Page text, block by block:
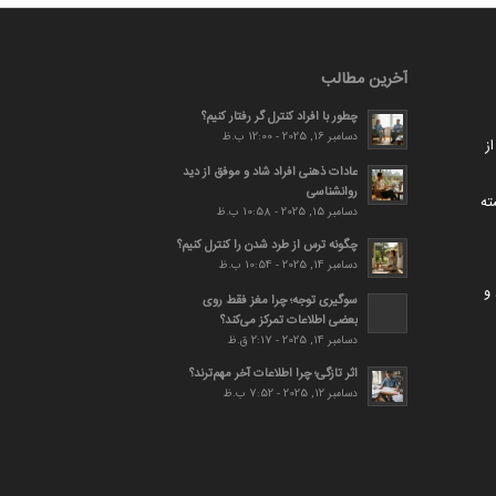
و
آخرین مطالب
چطور با افراد کنترل گر رفتار کنیم؟
دسامبر 16, 2025 - 12:00 ب.ظ
عادات ذهنی افراد شاد و موفق از دید
روانشناسی
دسامبر 15, 2025 - 10:58 ب.ظ
چگونه ترس از طرد شدن را کنترل کنیم؟
دسامبر 14, 2025 - 10:54 ب.ظ
سوگیری توجه؛ چرا مغز فقط روی
بعضی اطلاعات تمرکز می‌کند؟
دسامبر 14, 2025 - 2:17 ق.ظ
اثر تازگی؛ چرا اطلاعات آخر مهم‌ترند؟
دسامبر 12, 2025 - 7:52 ب.ظ